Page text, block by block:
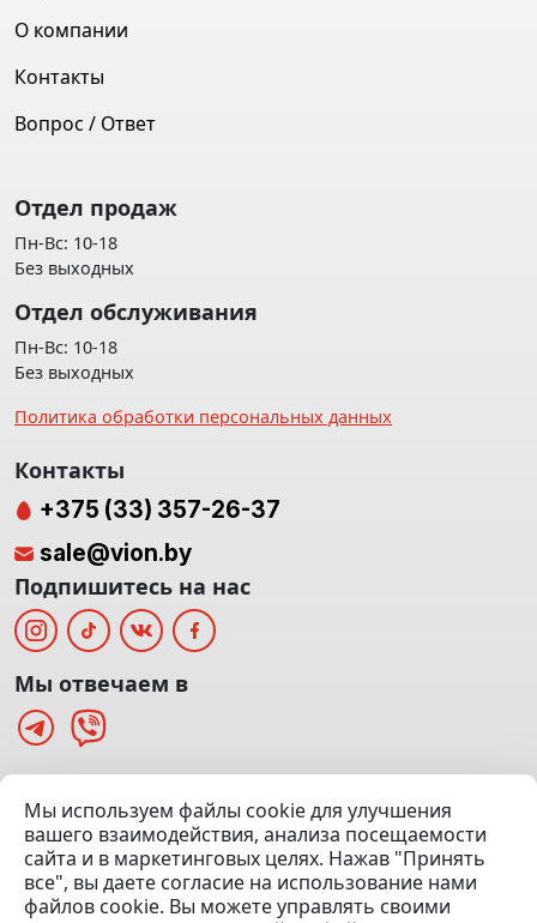
(Офис: 5 этаж | Осмотр авто: 5 этаж)
Посмотреть на карте
© 2020 — 2026 VION.BY — Продажа, выкуп и обмен | УНП
О компании
Контакты
Вопрос / Ответ
Отдел продаж
Пн-Вс: 10-18
Без выходных
Отдел обслуживания
Пн-Вс: 10-18
Без выходных
Политика обработки персональных данных
Мы используем файлы cookie для улучшения
вашего взаимодействия, анализа посещаемости
сайта и в маркетинговых целях. Нажав "Принять
все", вы даете согласие на использование нами
файлов cookie. Вы можете управлять своими
Контакты
+375 (33) 357-26-37
sale@vion.by
Подпишитесь на нас
Мы отвечаем в